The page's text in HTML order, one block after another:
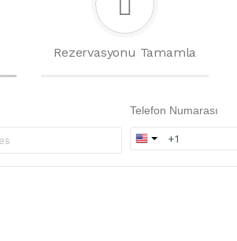
Rezervasyonu Tamamla
Telefon Numarası